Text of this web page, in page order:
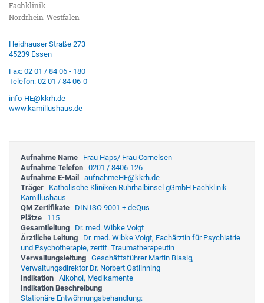
Fachklinik
Nordrhein-Westfalen
Heidhauser Straße 273
45239 Essen
Fax: 02 01 / 84 06 - 180
Telefon: 02 01 / 84 06-0
info-HE@kkrh.de
www.kamillushaus.de
Aufnahme Name
Frau Haps/ Frau Cornelsen
Aufnahme Telefon 0201 / 8406-126
Aufnahme E-Mail
aufnahmeHE@kkrh.de
Träger
Katholische Kliniken Ruhrhalbinsel gGmbH Fachklinik
Kamillushaus
QM Zertifikate
DIN ISO 9001 + deQus
Plätze
115
Gesamtleitung
Dr. med. Wibke Voigt
Ärztliche Leitung
Dr. med. Wibke Voigt, Fachärztin für Psychiatrie
und Psychotherapie, zertif. Traumatherapeutin
Verwaltungsleitung Geschäftsführer Martin Blasig,
Verwaltungsdirektor Dr. Norbert Ostlinning
Indikation Alkohol, Medikamente
Indikation Beschreibung
Stationäre Entwöhnungsbehandlung: